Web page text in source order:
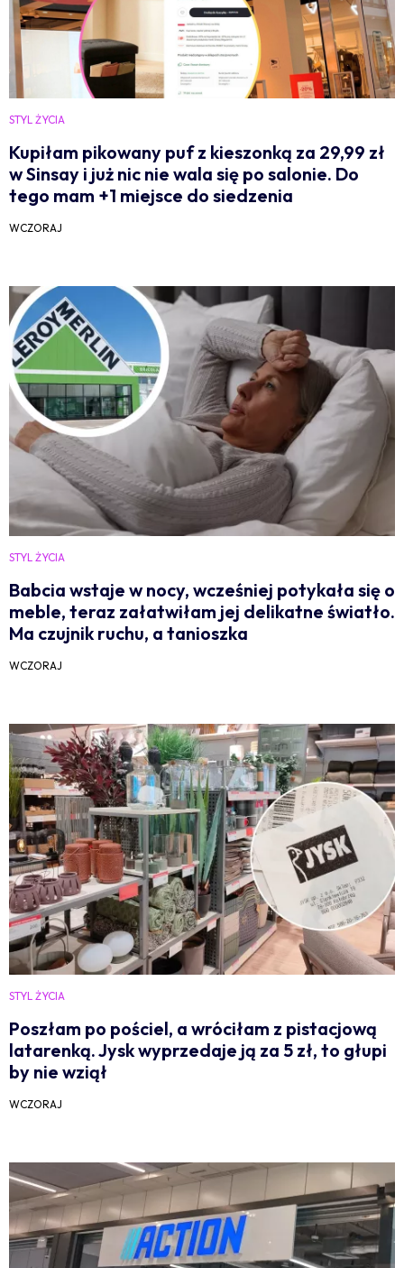
STYL ŻYCIA
Kupiłam pikowany puf z kieszonką za 29,99 zł
w Sinsay i już nic nie wala się po salonie. Do
tego mam +1 miejsce do siedzenia
WCZORAJ
STYL ŻYCIA
Babcia wstaje w nocy, wcześniej potykała się o
meble, teraz załatwiłam jej delikatne światło.
Ma czujnik ruchu, a tanioszka
WCZORAJ
STYL ŻYCIA
Poszłam po pościel, a wróciłam z pistacjową
latarenką. Jysk wyprzedaje ją za 5 zł, to głupi
by nie wziął
WCZORAJ